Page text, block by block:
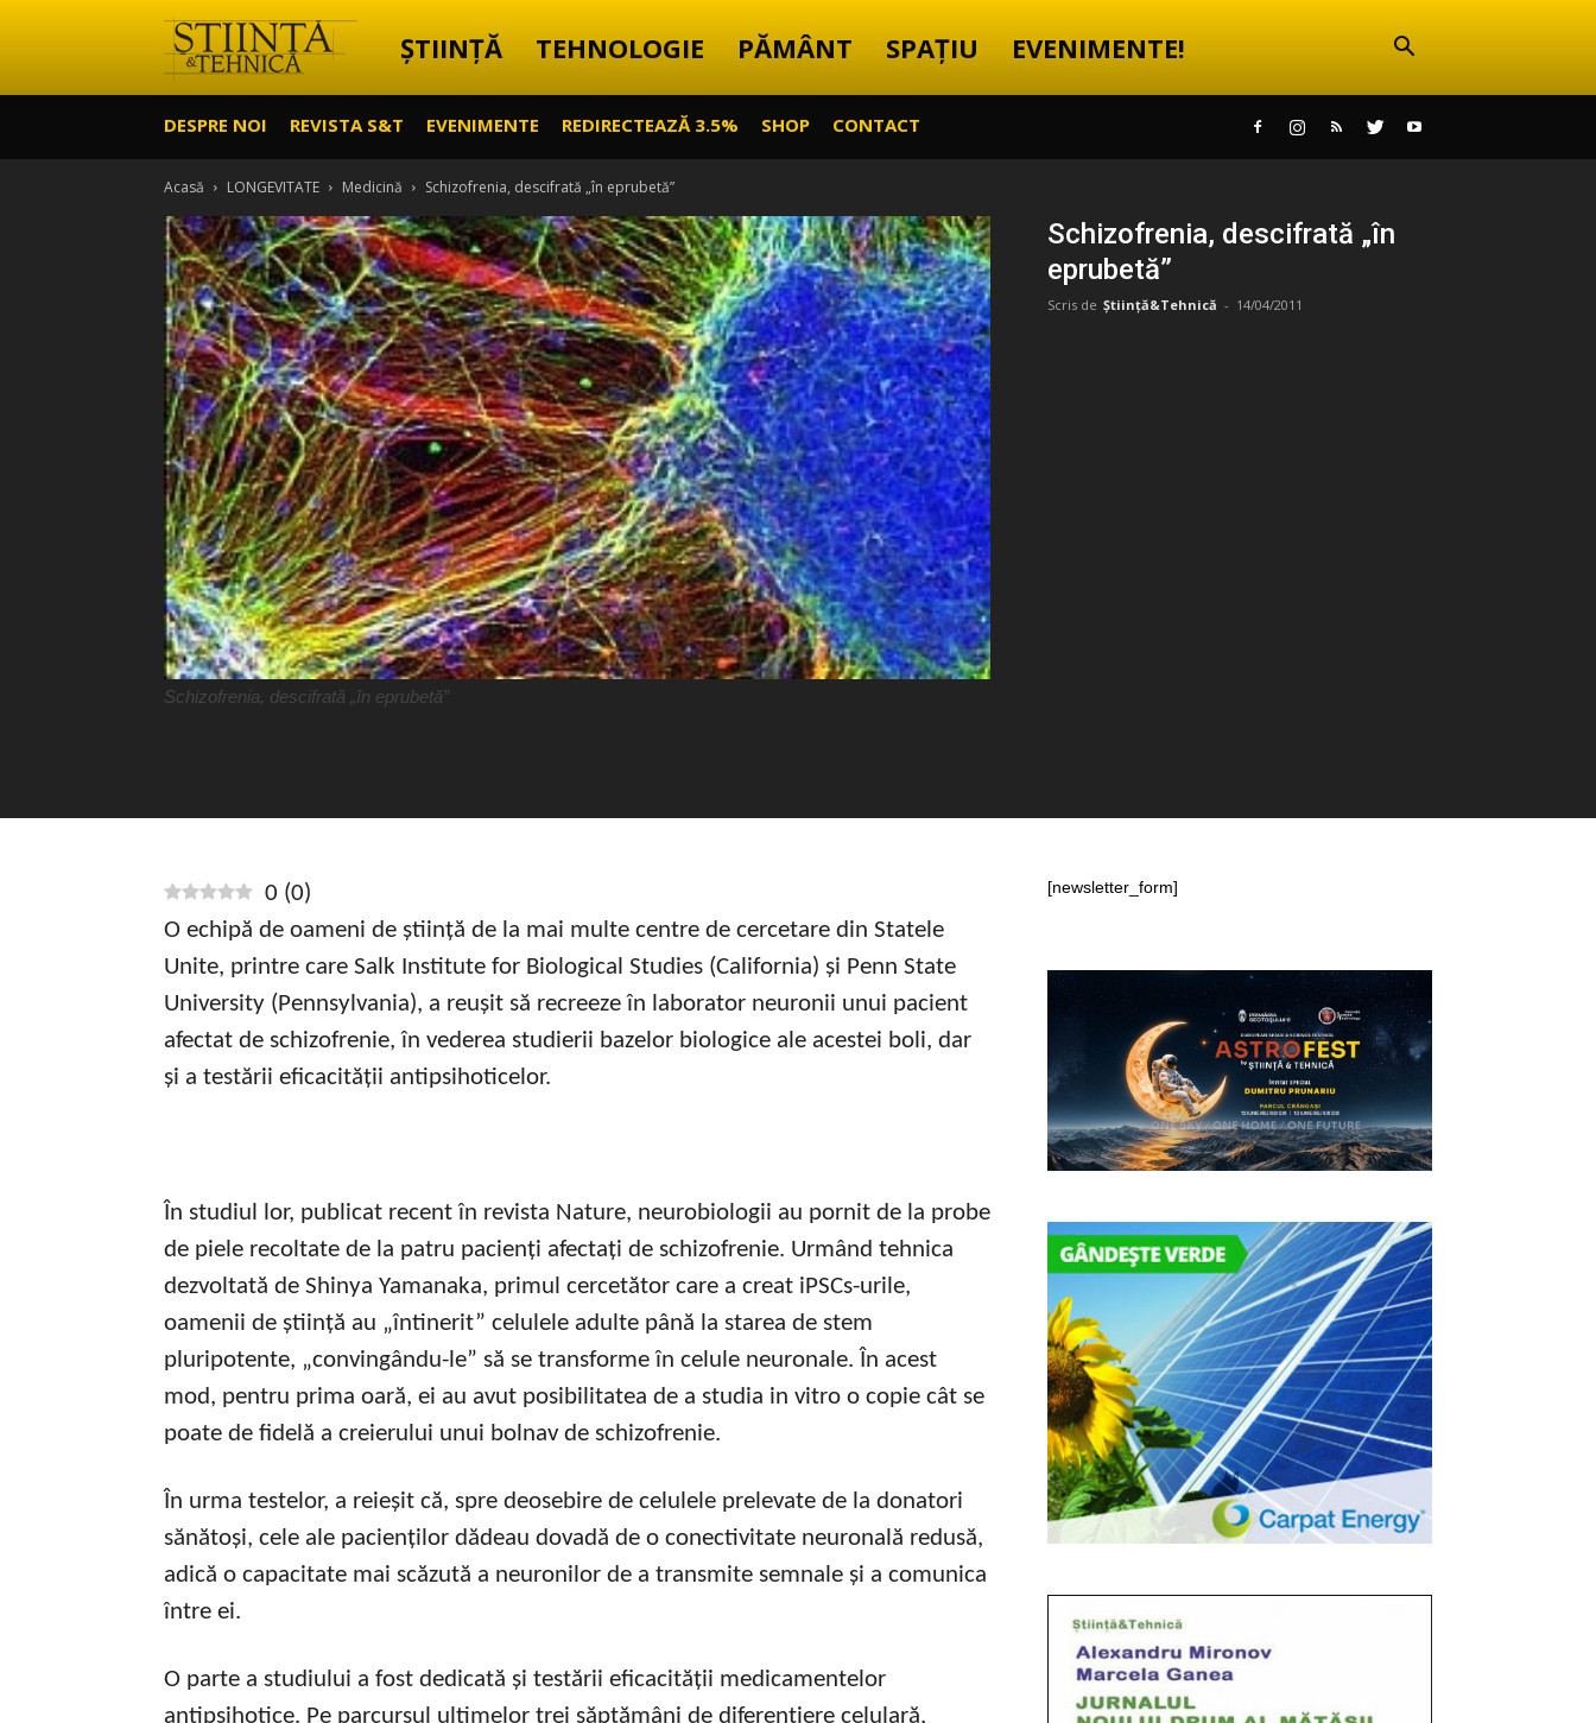
Știință
Tehnică
ȘTIINȚĂ TEHNOLOGIE PĂMÂNT SPAȚIU EVENIMENTE!
DESPRE NOI REVISTA S&T EVENIMENTE REDIRECTEAZĂ 3.5% SHOP CONTACT
Acasă LONGEVITATE Medicină Schizofrenia, descifrată „în eprubetă”
Schizofrenia, descifrată „în
eprubetă”
Scris de Știință&Tehnică - 14/04/2011
Schizofrenia, descifrată „în eprubetă”
0 (0)
O echipă de oameni de știință de la mai multe centre de cercetare din Statele
Unite, printre care Salk Institute for Biological Studies (California) și Penn State
University (Pennsylvania), a reușit să recreeze în laborator neuronii unui pacient
afectat de schizofrenie, în vederea studierii bazelor biologice ale acestei boli, dar
și a testării eficacității antipsihoticelor.
În studiul lor, publicat recent în revista Nature, neurobiologii au pornit de la probe
de piele recoltate de la patru pacienți afectați de schizofrenie. Urmând tehnica
dezvoltată de Shinya Yamanaka, primul cercetător care a creat iPSCs-urile,
oamenii de știință au „întinerit” celulele adulte până la starea de stem
pluripotente, „convingându-le” să se transforme în celule neuronale. În acest
mod, pentru prima oară, ei au avut posibilitatea de a studia in vitro o copie cât se
poate de fidelă a creierului unui bolnav de schizofrenie.
În urma testelor, a reieșit că, spre deosebire de celulele prelevate de la donatori
sănătoși, cele ale pacienților dădeau dovadă de o conectivitate neuronală redusă,
adică o capacitate mai scăzută a neuronilor de a transmite semnale și a comunica
între ei.
O parte a studiului a fost dedicată și testării eficacității medicamentelor
antipsihotice. Pe parcursul ultimelor trei săptămâni de diferențiere celulară,
[newsletter_form]